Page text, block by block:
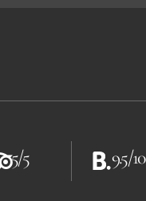
5/5 9.5/10